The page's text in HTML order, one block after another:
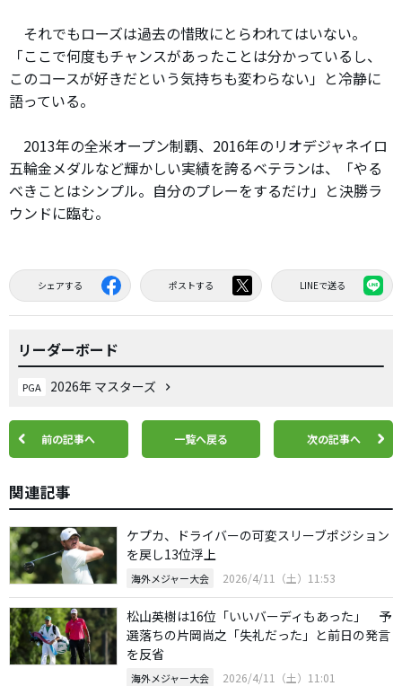
それでもローズは過去の惜敗にとらわれてはいない。
「ここで何度もチャンスがあったことは分かっているし、
このコースが好きだという気持ちも変わらない」と冷静に
語っている。
2013年の全米オープン制覇、2016年のリオデジャネイロ
五輪金メダルなど輝かしい実績を誇るベテランは、「やる
べきことはシンプル。自分のプレーをするだけ」と決勝ラ
ウンドに臨む。
シェアする ポストする LINEで送る
リーダーボード
PGA 2026年 マスターズ
前の記事へ 一覧へ戻る 次の記事へ
関連記事
ケプカ、ドライバーの可変スリーブポジション
を戻し13位浮上
海外メジャー大会 2026/4/11（土）11:53
松山英樹は16位「いいバーディもあった」 予
選落ちの片岡尚之「失礼だった」と前日の発言
を反省
海外メジャー大会 2026/4/11（土）11:01